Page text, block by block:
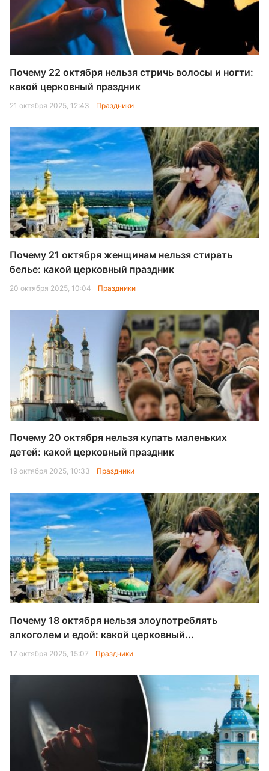
Почему 22 октября нельзя стричь волосы и ногти:
какой церковный праздник
21 октября 2025, 12:43 Праздники
Почему 21 октября женщинам нельзя стирать
белье: какой церковный праздник
20 октября 2025, 10:04 Праздники
Почему 20 октября нельзя купать маленьких
детей: какой церковный праздник
19 октября 2025, 10:33 Праздники
Почему 18 октября нельзя злоупотреблять
алкоголем и едой: какой церковный...
17 октября 2025, 15:07 Праздники